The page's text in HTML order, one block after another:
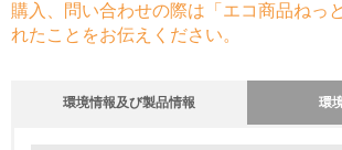
購入、問い合わせの際は「エコ商品ねっ
れたことをお伝えください。
環境情報及び製品情報 環